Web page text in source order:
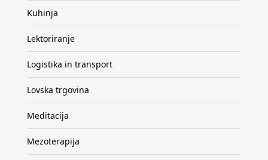
Kuhinja
Lektoriranje
Logistika in transport
Lovska trgovina
Meditacija
Mezoterapija